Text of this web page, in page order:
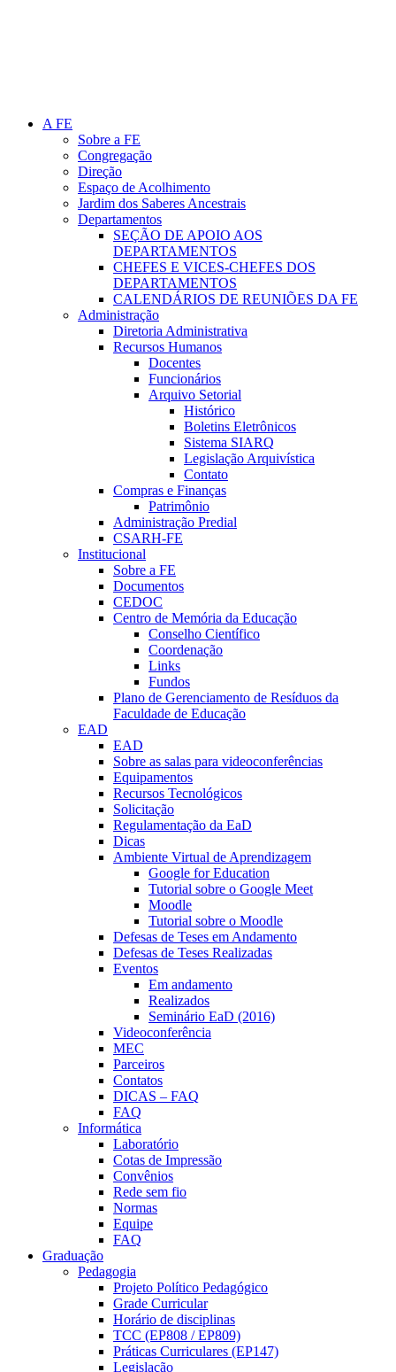
A FE
Sobre a FE
Congregação
Direção
Espaço de Acolhimento
Jardim dos Saberes Ancestrais
Departamentos
SEÇÃO DE APOIO AOS
DEPARTAMENTOS
CHEFES E VICES-CHEFES DOS
DEPARTAMENTOS
CALENDÁRIOS DE REUNIÕES DA FE
Administração
Diretoria Administrativa
Recursos Humanos
Docentes
Funcionários
Arquivo Setorial
Histórico
Boletins Eletrônicos
Sistema SIARQ
Legislação Arquivística
Contato
Compras e Finanças
Patrimônio
Administração Predial
CSARH-FE
Institucional
Sobre a FE
Documentos
CEDOC
Centro de Memória da Educação
Conselho Científico
Coordenação
Links
Fundos
Plano de Gerenciamento de Resíduos da
Faculdade de Educação
EAD
EAD
Sobre as salas para videoconferências
Equipamentos
Recursos Tecnológicos
Solicitação
Regulamentação da EaD
Dicas
Ambiente Virtual de Aprendizagem
Google for Education
Tutorial sobre o Google Meet
Moodle
Tutorial sobre o Moodle
Defesas de Teses em Andamento
Defesas de Teses Realizadas
Eventos
Em andamento
Realizados
Seminário EaD (2016)
Videoconferência
MEC
Parceiros
Contatos
DICAS – FAQ
FAQ
Informática
Laboratório
Cotas de Impressão
Convênios
Rede sem fio
Normas
Equipe
FAQ
Graduação
Pedagogia
Projeto Político Pedagógico
Grade Curricular
Horário de disciplinas
TCC (EP808 / EP809)
Práticas Curriculares (EP147)
Legislação